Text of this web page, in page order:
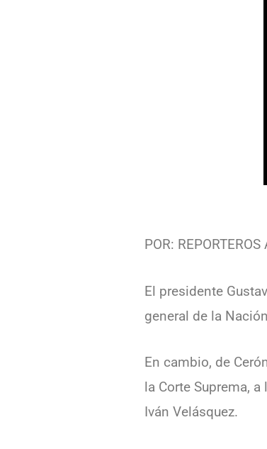
POR:
El presidente
general de la
En cambio, de
la Corte Suprema,
Iván Velásquez.